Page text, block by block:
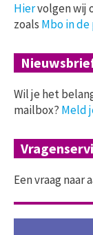
Hiervolgen wij
zoals Mbo in
Wil je het
mailbox? Meld
Een vraag naar